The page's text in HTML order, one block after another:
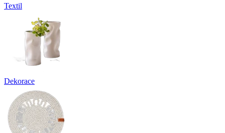
Textil
Dekorace